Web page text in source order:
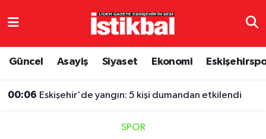
Güncel Asayiş Siyaset Ekonomi
00:06 Eskişehir'de yangın: 5 kişi dumandan etkilendi
SPOR
Eskişehirspor
Eskişehir Nöbetçi Eczaneler